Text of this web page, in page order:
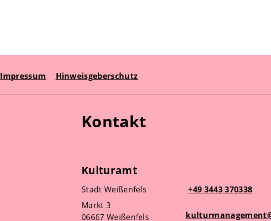
Impressum Hinweisgeberschutz
Kontakt
Kulturamt
Stadt Weißenfels
Markt 3
06667 Weißenfels
+49 3443 370338